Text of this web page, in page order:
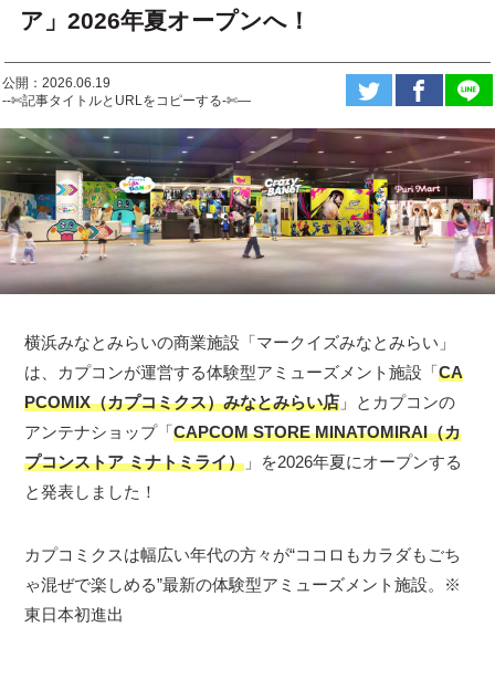
ア」2026年夏オープンへ！
公開：2026.06.19
--✄記事タイトルとURLをコピーする-✄—
横浜みなとみらいの商業施設「マークイズみなとみらい」
は、カプコンが運営する体験型アミューズメント施設「CA
PCOMIX（カプコミクス）みなとみらい店 」とカプコンの
アンテナショップ「CAPCOM STORE MINATOMIRAI（カ
プコンストア ミナトミライ） 」を2026年夏にオープンする
と発表しました！
カプコミクスは幅広い年代の方々が“ココロもカラダもごち
ゃ混ぜで楽しめる”最新の体験型アミューズメント施設。※
東日本初進出